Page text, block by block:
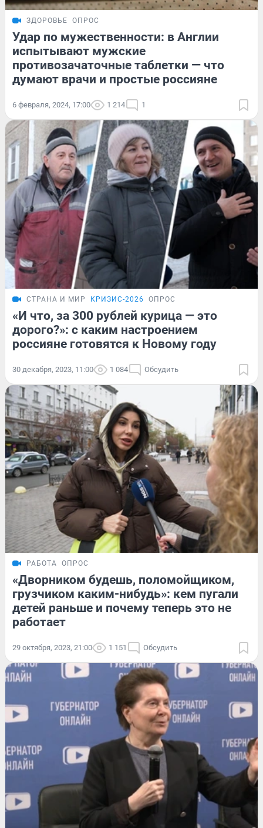
ЗДОРОВЬЕ ОПРОС
Удар по мужественности: в Англии
испытывают мужские
противозачаточные таблетки — что
думают врачи и простые россияне
6 февраля, 2024, 17:00 1 214 1
СТРАНА И МИР КРИЗИС-2026 ОПРОС
«И что, за 300 рублей курица — это
дорого?»: с каким настроением
россияне готовятся к Новому году
30 декабря, 2023, 11:00 1 084 Обсудить
РАБОТА ОПРОС
«Дворником будешь, поломойщиком,
грузчиком каким-нибудь»: кем пугали
детей раньше и почему теперь это не
работает
29 октября, 2023, 21:00 1 151 Обсудить